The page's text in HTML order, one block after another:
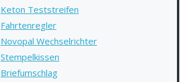
Keton Teststreifen
Fahrtenregler
Novopal Wechselrichter
Stempelkissen
Briefumschlag